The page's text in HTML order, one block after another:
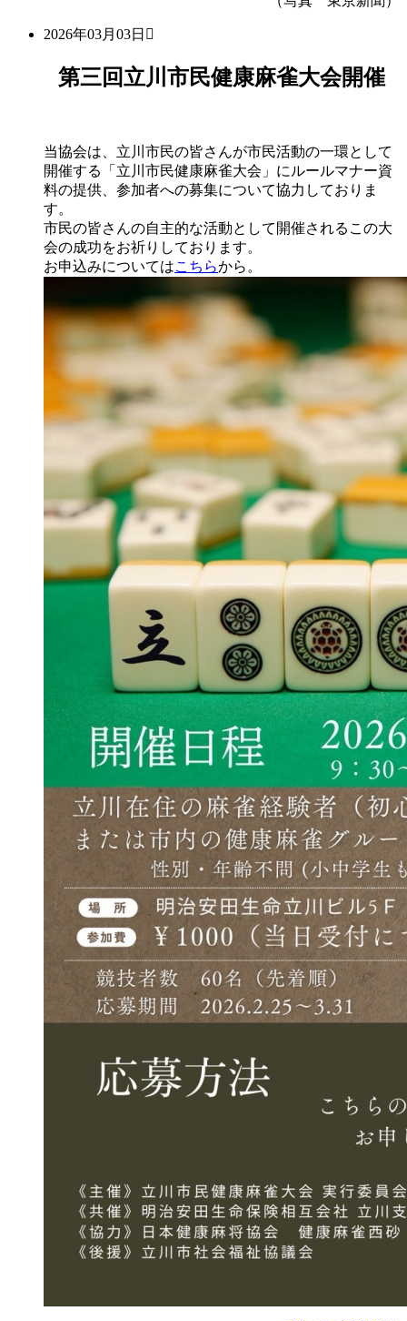
2026年03月03日
第三回立川市民健康麻雀大会開催
当協会は、立川市民の皆さんが市民活動の一環として
開催する「立川市民健康麻雀大会」にルールマナー資
料の提供、参加者への募集について協力しておりま
す。
市民の皆さんの自主的な活動として開催されるこの大
会の成功をお祈りしております。
お申込みについてはこちらから。